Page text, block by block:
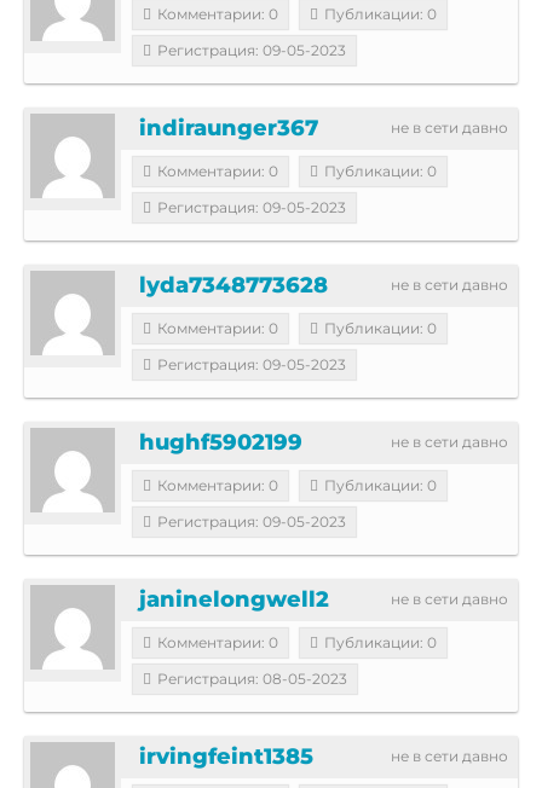
Комментарии: 0
Публикации: 0
Регистрация: 09-05-2023
не в сети давно
indiraunger367
Комментарии: 0
Публикации: 0
Регистрация: 09-05-2023
не в сети давно
lyda7348773628
Комментарии: 0
Публикации: 0
Регистрация: 09-05-2023
не в сети давно
hughf5902199
Комментарии: 0
Публикации: 0
Регистрация: 09-05-2023
не в сети давно
janinelongwell2
Комментарии: 0
Публикации: 0
Регистрация: 08-05-2023
не в сети давно
irvingfeint1385